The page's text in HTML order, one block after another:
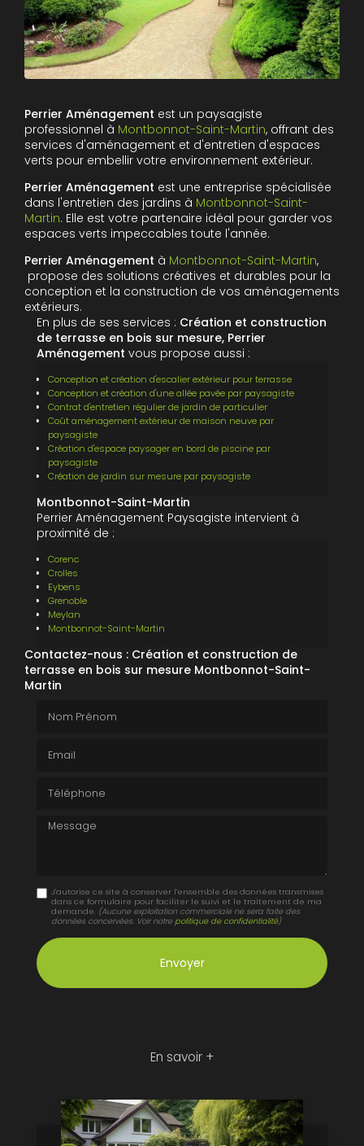
Perrier Aménagement est un paysagiste
professionnel à Montbonnot-Saint-Martin, offrant des
services d'aménagement et d'entretien d'espaces
verts pour embellir votre environnement extérieur.
Perrier Aménagement est une entreprise spécialisée
dans l'entretien des jardins à Montbonnot-Saint-
Martin. Elle est votre partenaire idéal pour garder vos
espaces verts impeccables toute l'année.
Perrier Aménagement à Montbonnot-Saint-Martin,
propose des solutions créatives et durables pour la
conception et la construction de vos aménagements
extérieurs.
En plus de ses services : Création et construction
de terrasse en bois sur mesure, Perrier
Aménagement vous propose aussi :
Conception et création d'escalier extérieur pour terrasse
Conception et création d'une allée pavée par paysagiste
Contrat d'entretien régulier de jardin de particulier
Coût aménagement extérieur de maison neuve par
paysagiste
Création d'espace paysager en bord de piscine par
paysagiste
Création de jardin sur mesure par paysagiste
Montbonnot-Saint-Martin
Perrier Aménagement Paysagiste intervient à
proximité de :
Corenc
Crolles
Eybens
Grenoble
Meylan
Montbonnot-Saint-Martin
Contactez-nous : Création et construction de
terrasse en bois sur mesure Montbonnot-Saint-
Martin
Message
J'autorise ce site à conserver l'ensemble des données transmises
dans ce formulaire pour faciliter le suivi et le traitement de ma
demande. (Aucune exploitation commerciale ne sera faite des
données concervées. Voir notre politique de confidentialité)
En savoir +